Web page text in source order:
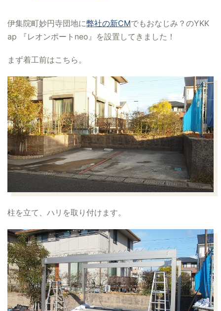
伊集院町妙円寺団地に弊社の新CMでもおなじみ？のYKK
ap 『レオンポートneo』を設置してきました！
まず着工前はこちら。
柱を立て、ハリを取り付けます。